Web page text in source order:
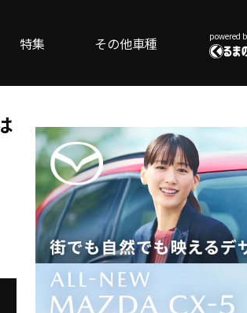
特集 その他車種 powered